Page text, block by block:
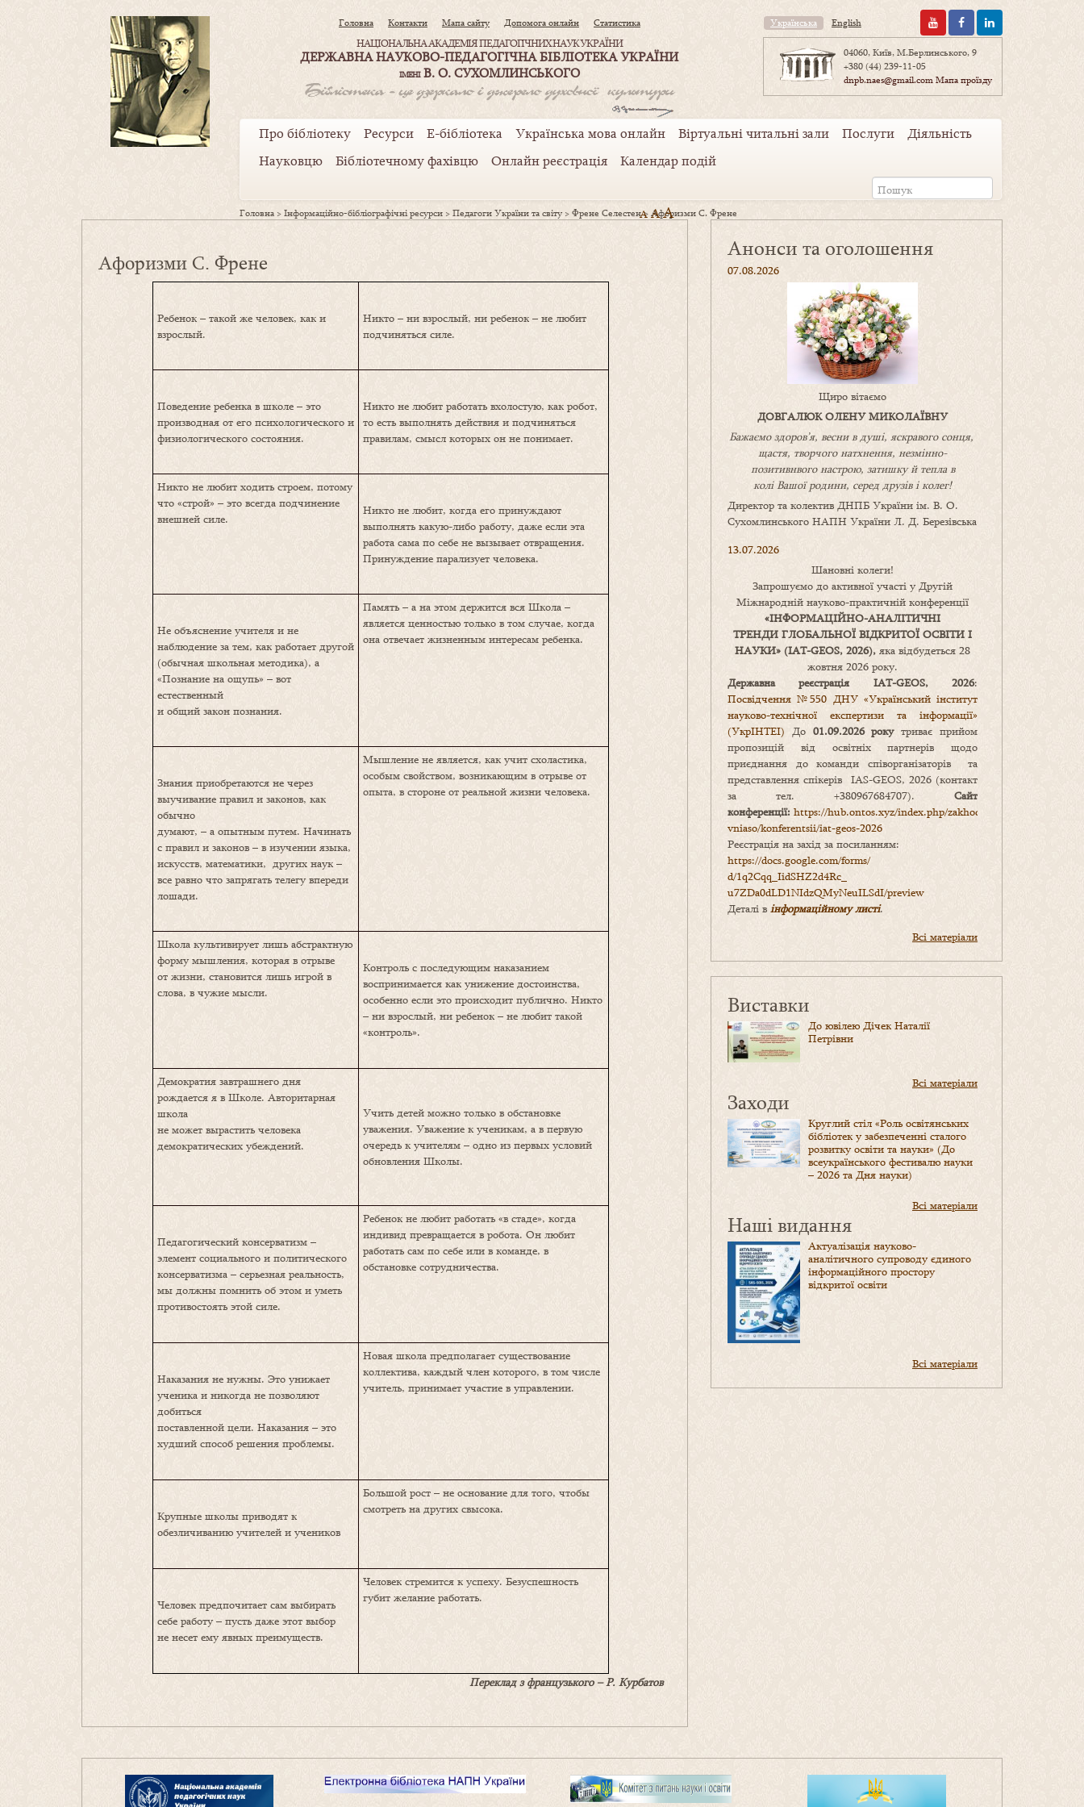
Головна Контакти Мапа сайту Допомога онлайн Статистика
НАЦІОНАЛЬНА АКАДЕМІЯ ПЕДАГОГІЧНИХ НАУК УКРАЇНИ
ДЕРЖАВНА НАУКОВО-ПЕДАГОГІЧНА БІБЛІОТЕКА УКРАЇНИ
ІМЕНІВ. О. СУХОМЛИНСЬКОГО
Українська English
04060, Київ, М.Берлинського, 9
+380 (44) 239-11-05
dnpb.naes@gmail.comМапа проїзду
Про бібліотеку Ресурси Е-бібліотека Українська мова онлайн Віртуальні читальні зали Послуги
Діяльність
Науковцю
Бібліотечному фахівцю Онлайн реєстрація Календар подій
Головна >Інформаційно-бібліографічні ресурси >Педагоги України та світу >Френе Cелестен>Афоризми С. Френе
A AA
Афоризми С. Френе
Ребенок – такой же человек, как и
взрослый.
Никто – ни взрослый, ни ребенок – не любит
подчиняться силе.
Поведение ребенка в школе – это
производная от его психологического и
физиологического состояния.
Никто не любит работать вхолостую, как робот,
то есть выполнять действия и подчиняться
правилам, смысл которых он не понимает.
Никто не любит ходить строем, потому
что «строй» – это всегда подчинение
внешней силе.
Никто не любит, когда его принуждают
выполнять какую-либо работу, даже если эта
работа сама по себе не вызывает отвращения.
Принуждение парализует человека.
Не объяснение учителя и не
наблюдение за тем, как работает другой
(обычная школьная методика), а
«Познание на ощупь» – вот
естественный
и общий закон познания.
Память – а на этом держится вся Школа –
является ценностью только в том случае, когда
она отвечает жизненным интересам ребенка.
Знания приобретаются не через
выучивание правил и законов, как
обычно
думают, – а опытным путем. Начинать
с правил и законов – в изучении языка,
искусств, математики, других наук –
все равно что запрягать телегу впереди
лошади.
Мышление не является, как учит схоластика,
особым свойством, возникающим в отрыве от
опыта, в стороне от реальной жизни человека.
Школа культивирует лишь абстрактную
форму мышления, которая в отрыве
от жизни, становится лишь игрой в
слова, в чужие мысли.
Контроль с последующим наказанием
воспринимается как унижение достоинства,
особенно если это происходит публично. Никто
– ни взрослый, ни ребенок – не любит такой
«контроль».
Демократия завтрашнего дня
рождается я в Школе. Авторитарная
школа
не может вырастить человека
демократических убеждений.
Учить детей можно только в обстановке
уважения. Уважение к ученикам, а в первую
очередь к учителям – одно из первых условий
обновления Школы.
Педагогический консерватизм –
элемент социального и политического
консерватизма – серьезная реальность,
мы должны помнить об этом и уметь
противостоять этой силе.
Ребенок не любит работать «в стаде», когда
индивид превращается в робота. Он любит
работать сам пo себе или в команде, в
обстановке сотрудничества.
Наказания не нужны. Это унижает
ученика и никогда не позволяют
добиться
поставленной цели. Наказания – это
худший способ решения проблемы.
Новая школа предполагает существование
коллектива, каждый член которого, в том числе
учитель, принимает участие в управлении.
Крупные школы приводят к
обезличиванию учителей и учеников
Большой рост – не основание для того, чтобы
смотреть на других свысока.
Человек предпочитает сам выбирать
себе работу – пусть даже этот выбор
не несет ему явных преимуществ.
Человек стремится к успеху. Безуспешность
губит желание работать.
Переклад з французького – Р. Курбатов
Анонси та оголошення
07.08.2026
Щиро вітаємо
ДОВГАЛЮК ОЛЕНУ МИКОЛАЇВНУ
Бажаємо здоров’я, весни в душі, яскравого сонця,
щастя, творчого натхнення, незмінно-
позитивнвого настрою, затишкуйтепла в
коліВашоїродини, серед друзів і колег!
Директор та колектив ДНПБ України ім. В. О.
Сухомлинського НАПН України Л. Д. Березівська
13.07.2026
Шановні колеги!
Запрошуємо до активної участі у Другій
Міжнародній науково-практичній конференції
«ІНФОРМАЦІЙНО-АНАЛІТИЧНІ
ТРЕНДИ ГЛОБАЛЬНОЇ ВІДКРИТОЇ ОСВІТИ І
НАУКИ» (IAT-GEOS, 2026), яка відбудеться 28
жовтня 2026 року.
Державна реєстрація IAT-GEOS, 2026:
Посвідчення №550 ДНУ «Український інститут
науково-технічної експертизи та інформації»
(УкрІНТЕІ) До 01.09.2026 рокутриває прийом
пропозицій від освітніх партнерів щодо
приєднання до команди співорганізаторів та
представлення спікерів IAS-GEOS, 2026 (контакт
за тел. +380967684707). Сайт
конференції: https://hub.ontos.xyz/index.php/zakhody-
vniaso/konferentsii/iat-geos-2026
Реєстрація на захід за посиланням:
https://docs.google.com/forms/
d/1q2Cqq_IidSHZ2d4Rc_
u7ZDa0dLD1NIdzQMyNeuILSdI/preview
Деталі в інформаційному листі.
Всі матеріали
Виставки
До ювілею Дічек Наталії
Петрівни
Всі матеріали
Заходи
Круглий стіл «Роль освітянських
бібліотек у забезпеченні сталого
розвитку освіти та науки» (До
всеукраїнського фестивалю науки
– 2026 та Дня науки)
Всі матеріали
Наші видання
Актуалізація науково-
аналітичного супроводу єдиного
інформаційного простору
відкритої освіти
Всі матеріали